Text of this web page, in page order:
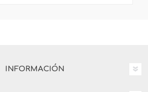
INFORMACIÓN